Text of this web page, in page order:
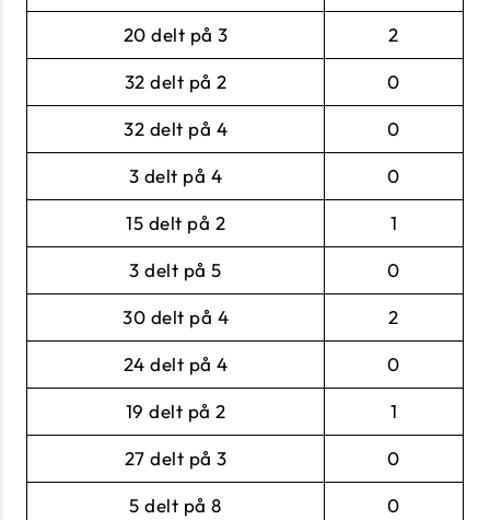
20 delt på 3 2
32 delt på 2 0
32 delt på 4 0
3 delt på 4 0
15 delt på 2 1
3 delt på 5 0
30 delt på 4 2
24 delt på 4 0
19 delt på 2 1
27 delt på 3 0
5 delt på 8 0